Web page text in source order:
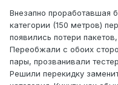
Внезапно проработавшая
категории (150 метров)
появились потери
Переобжали с обоих
пары, прозванивали
Решили перекидку